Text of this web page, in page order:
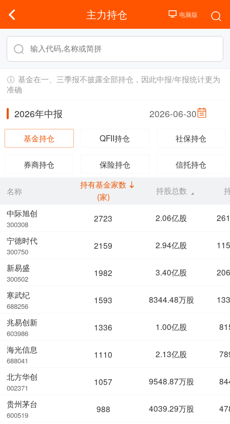
主力持仓
基金在一、三季报不披露全部持仓，因此中报/年报统计更为
准确
2026年中报 2026-06-30
基金持仓 QFII持仓 社保持仓
券商持仓 保险持仓 信托持仓
名称
中际旭创
300308
宁德时代
300750
新易盛
300502
寒武纪
688256
兆易创新
603986
海光信息
688041
北方华创
002371
贵州茅台
600519
持有基金家数
(家)
持股总数
2723 2.06亿股
2159 2.94亿股
1982 3.40亿股
1593 8344.48万股
1336 1.00亿股
1110 2.13亿股
1057 9548.87万股
988 4039.29万股